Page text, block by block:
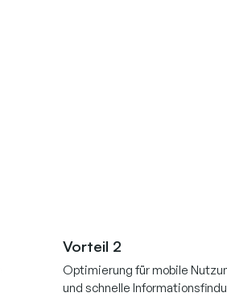
Vorteil 2
Optimierung für mobile
und schnelle